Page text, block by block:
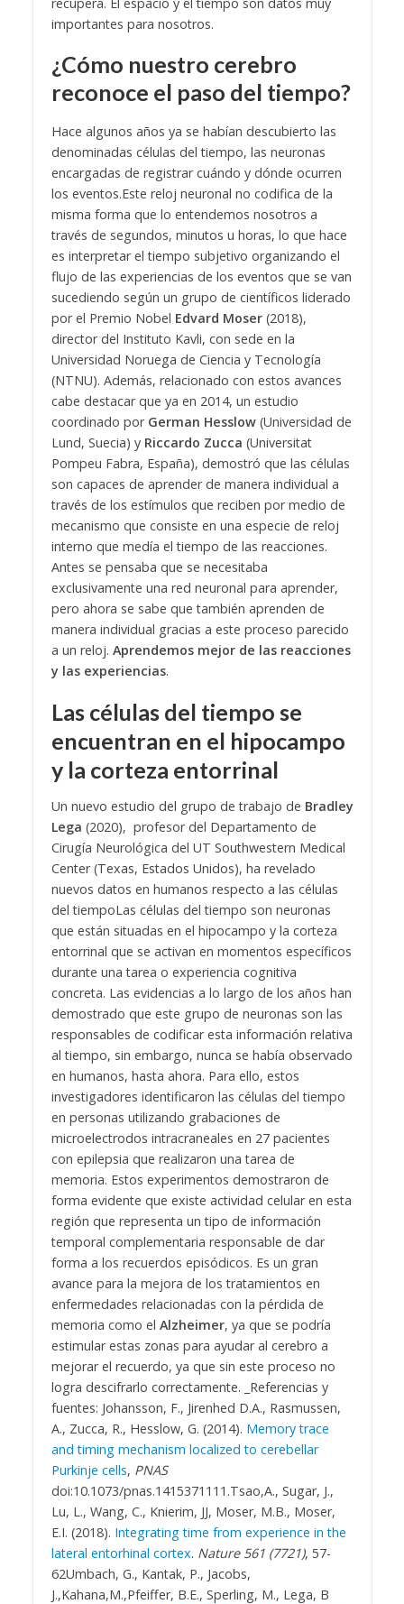
importantes para nosotros.
¿Cómo nuestro cerebro
reconoce el paso del tiempo?
Hace algunos años ya se habían descubierto las
denominadas células del tiempo, las neuronas
encargadas de registrar cuándo y dónde ocurren
los eventos.Este reloj neuronal no codifica de la
misma forma que lo entendemos nosotros a
través de segundos, minutos u horas, lo que hace
es interpretar el tiempo subjetivo organizando el
flujo de las experiencias de los eventos que se van
sucediendo según un grupo de científicos liderado
por el Premio Nobel Edvard Moser(2018),
director del Instituto Kavli, con sede en la
Universidad Noruega de Ciencia y Tecnología
(NTNU). Además, relacionado con estos avances
cabe destacar que ya en 2014, un estudio
coordinado por German Hesslow(Universidad de
Lund, Suecia) y Riccardo Zucca (Universitat
Pompeu Fabra, España), demostró que las células
son capaces de aprender de manera individual a
través de los estímulos que reciben por medio de
mecanismo que consiste en una especie de reloj
interno que medía el tiempo de las reacciones.
Antes se pensaba que se necesitaba
exclusivamente una red neuronal para aprender,
pero ahora se sabe que también aprenden de
manera individual gracias a este proceso parecido
a un reloj. Aprendemos mejor de las reacciones
y las experiencias.
Las células del tiempo se
encuentran en el hipocampo
y la corteza entorrinal
Un nuevo estudio del grupo de trabajo de Bradley
Lega (2020), profesor del Departamento de
Cirugía Neurológica del UT Southwestern Medical
Center (Texas, Estados Unidos), ha revelado
nuevos datos en humanos respecto a las células
del tiempoLas células del tiempo son neuronas
que están situadas en el hipocampo y la corteza
entorrinal que se activan en momentos específicos
durante una tarea o experiencia cognitiva
concreta. Las evidencias a lo largo de los años han
demostrado que este grupo de neuronas son las
responsables de codificar esta información relativa
al tiempo, sin embargo, nunca se había observado
en humanos, hasta ahora. Para ello, estos
investigadores identificaron las células del tiempo
en personas utilizando grabaciones de
microelectrodos intracraneales en 27 pacientes
con epilepsia que realizaron una tarea de
memoria. Estos experimentos demostraron de
forma evidente que existe actividad celular en esta
región que representa un tipo de información
temporal complementaria responsable de dar
forma a los recuerdos episódicos. Es un gran
avance para la mejora de los tratamientos en
enfermedades relacionadas con la pérdida de
memoria como el Alzheimer, ya que se podría
estimular estas zonas para ayudar al cerebro a
mejorar el recuerdo, ya que sin este proceso no
logra descifrarlo correctamente.
Referencias y
fuentes: Johansson, F., Jirenhed D.A., Rasmussen,
A., Zucca, R., Hesslow, G. (2014). Memory trace
and timing mechanism localized to cerebellar
Purkinje cells, PNAS
doi:10.1073/pnas.1415371111.Tsao,A., Sugar, J.,
Lu, L., Wang, C., Knierim, JJ, Moser, M.B., Moser,
E.I. (2018). Integrating time from experience in the
lateral entorhinal cortex. Nature 561 (7721), 57-
62Umbach, G., Kantak, P., Jacobs,
J.,Kahana,M.,Pfeiffer, B.E., Sperling, M., Lega, B